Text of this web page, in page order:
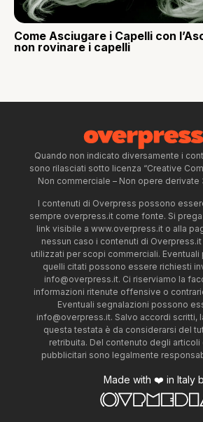
Come Asciugare i Capelli con
non rovinare i capelli
Quando non indicato diversamente i
sono rilasciati sotto licenza “Creative
Non commerciale – Non opere derivate
I contenuti di Overpress possono
sempre overpress.it come fonte. Si
link visibile a www.overpress.it o alla
nessun caso i contenuti di
utilizzati per scopi commerciali.
quelli citati possono essere richiesti
info@overpress.it. Ci riserviamo la
informazioni ritenute offensive o
Eventuali segnalazioni possono
info@overpress.it. Salvo accordi scritti,
questa testata è da considerarsi del
retribuita. Del contenuto degli articoli
pubblicitari sono legalmente
Made with ❤️ in Italy